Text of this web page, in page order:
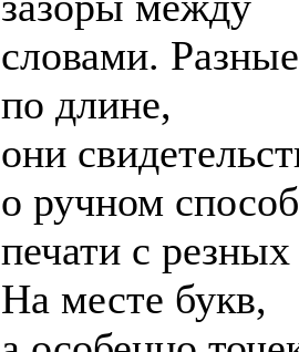
словами. Разные
по длине,
они
о ручном
печати с
На месте букв,